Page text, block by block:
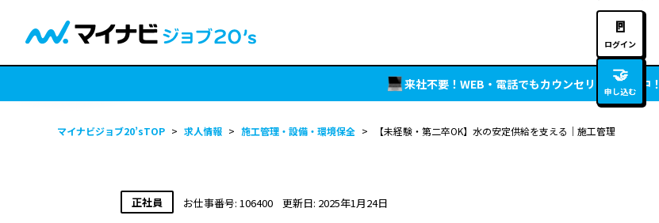
🚪
ログイン
🤝
申し込む
来社不要！WEB・電話でもカウンセリング実施中！
マイナビジョブ20’sTOP > 求人情報 > 施工管理・設備・環境保全 > 【未経験・第二卒OK】水の安定供給を支える｜施工管理
正社員 お仕事番号: 106400 更新日: 2025年1月24日